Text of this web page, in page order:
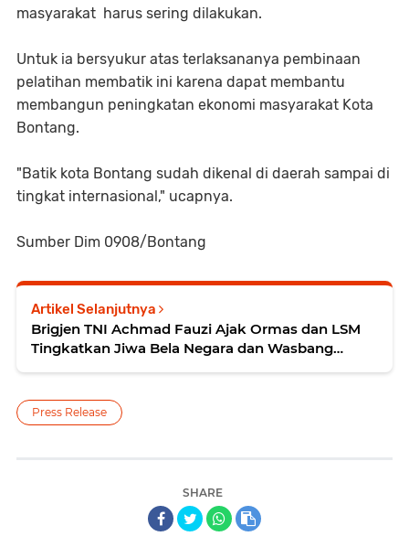
masyarakat harus sering dilakukan.
Untuk ia bersyukur atas terlaksananya pembinaan
pelatihan membatik ini karena dapat membantu
membangun peningkatan ekonomi masyarakat Kota
Bontang.
"Batik kota Bontang sudah dikenal di daerah sampai di
tingkat internasional," ucapnya.
Sumber Dim 0908/Bontang
Artikel Selanjutnya
Brigjen TNI Achmad Fauzi Ajak Ormas dan LSM
Tingkatkan Jiwa Bela Negara dan Wasbang
Press Release
SHARE